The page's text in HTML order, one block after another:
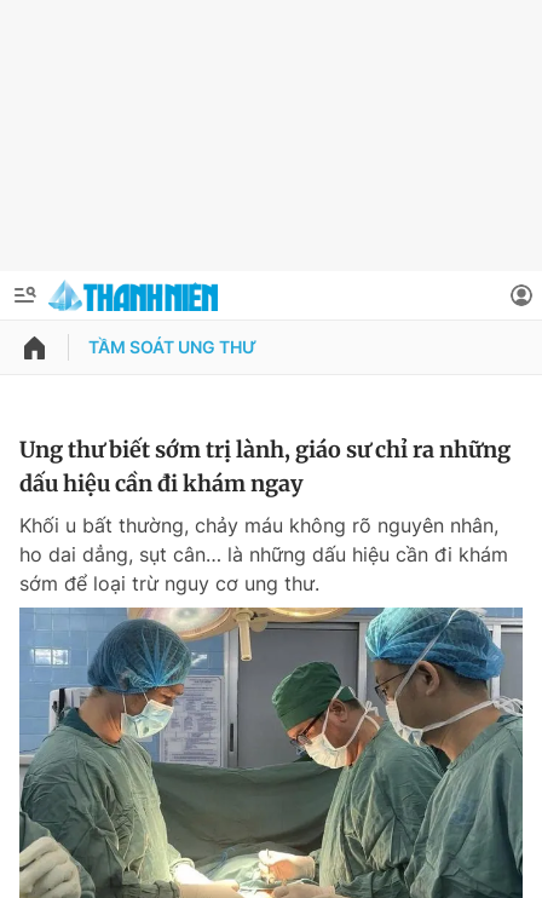
QUẢNG CÁO
Chuyên mục khác
Chào ngày mới Tin 24h
Tin thị trường Tin 360
Video Magazine
Sản phẩm khác
Thông tin tài khoản
Đổi mật khẩu
Tin đã lưu
Tin đã xem
Đăng xuất
TẦM SOÁT UNG THƯ
Ung thư biết sớm trị lành, giáo sư chỉ ra những
dấu hiệu cần đi khám ngay
Khối u bất thường, chảy máu không rõ nguyên nhân,
ho dai dẳng, sụt cân… là những dấu hiệu cần đi khám
sớm để loại trừ nguy cơ ung thư.